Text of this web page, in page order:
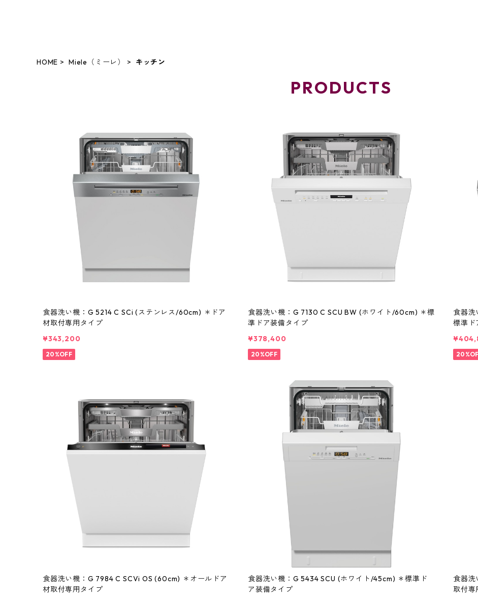
HOME Miele（ミーレ） キッチン
PRODUCTS
食器洗い機：G 5214 C SCi (ステンレス/60cm) ＊ドア
材取付専用タイプ
¥343,200
20%OFF
食器洗い機：G 7130 C SCU BW (ホワイト/60cm) ＊標
準ドア装備タイプ
¥378,400
20%OFF
食器
標準ド
食器洗い機：G 7984 C SCVi OS (60cm) ＊オールドア
材取付専用タイプ
食器洗い機：G 5434 SCU (ホワイト/45cm) ＊標準ド
ア装備タイプ
食器
取付専